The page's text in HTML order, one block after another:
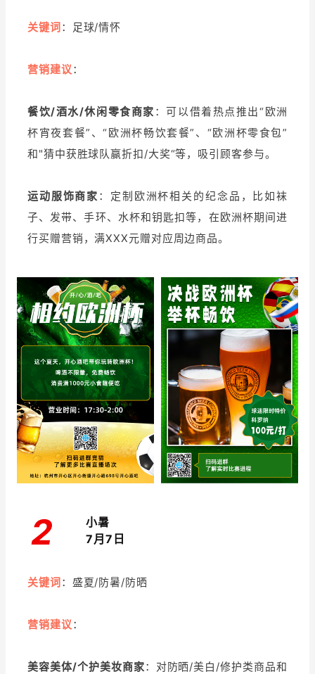
关键词：足球/情怀
营销建议 ：
餐饮/酒水/休闲零食商家 ：可以借着热点推出“欧洲
杯宵夜套餐”、“欧洲杯畅饮套餐”、“欧洲杯零食包”
和"猜中获胜球队赢折扣/大奖“等，吸引顾客参与。
运动服饰商家 ：定制欧洲杯相关的纪念品，比如袜
子、发带、手环、水杯和钥匙扣等，在欧洲杯期间进
行买赠营销，满XXX元赠对应周边商品。
2
小暑
7月7日
关键词：盛夏/防暑/防晒
营销建议 ：
美容美体/个护美妆商家：对防晒/美白/修护类商品和